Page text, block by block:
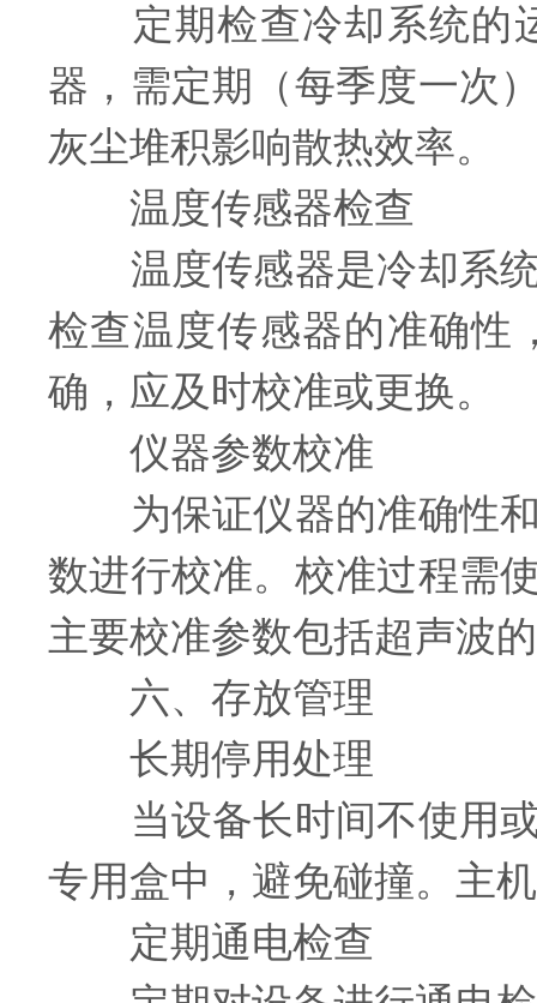
定期检查冷却系统的运
器，需定期（每季度一次
灰尘堆积影响散热效率。
温度传感器检查
温度传感器是冷却系统
检查温度传感器的准确性
确，应及时校准或更换。
仪器参数校准
为保证仪器的准确性和
数进行校准。校准过程需
主要校准参数包括超声波
六、存放管理
长期停用处理
当设备长时间不使用或
专用盒中，避免碰撞。主
定期通电检查